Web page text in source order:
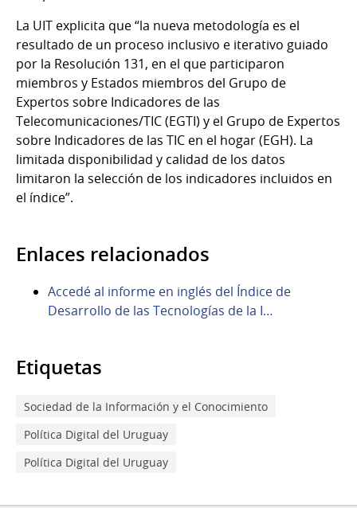
La UIT explicita que “la nueva metodología es el
resultado de un proceso inclusivo e iterativo guiado
por la Resolución 131, en el que participaron
miembros y Estados miembros del Grupo de
Expertos sobre Indicadores de las
Telecomunicaciones/TIC (EGTI) y el Grupo de Expertos
sobre Indicadores de las TIC en el hogar (EGH). La
limitada disponibilidad y calidad de los datos
limitaron la selección de los indicadores incluidos en
el índice”.
Enlaces relacionados
Accedé al informe en inglés del Índice de
Desarrollo de las Tecnologías de la I…
Etiquetas
Sociedad de la Información y el Conocimiento
Política Digital del Uruguay
Política Digital del Uruguay